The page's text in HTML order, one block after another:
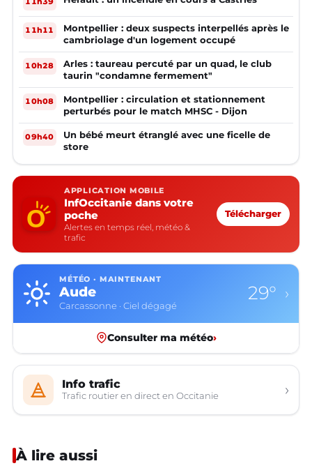
11h11
Montpellier : deux suspects interpellés après le
cambriolage d'un logement occupé
10h28
Arles : taureau percuté par un quad, le club
taurin "condamne fermement"
10h08
Montpellier : circulation et stationnement
perturbés pour le match MHSC - Dijon
09h40
Un bébé meurt étranglé avec une ficelle de
store
APPLICATION MOBILE
InfOccitanie dans votre
poche
Alertes en temps réel, météo &
trafic
Télécharger
MÉTÉO · MAINTENANT
Aude
Carcassonne · Ciel dégagé
29° ›
Consulter ma météo›
Info trafic
Trafic routier en direct en Occitanie ›
À lire aussi